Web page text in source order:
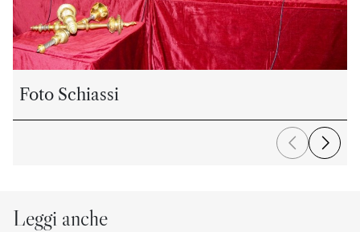
Foto Schiassi
Leggi anche